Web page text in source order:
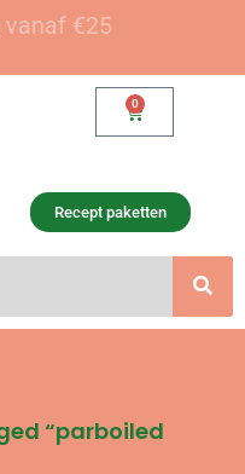
€25verzonden
0
Winkelwagen
Recept paketten
“parboiled